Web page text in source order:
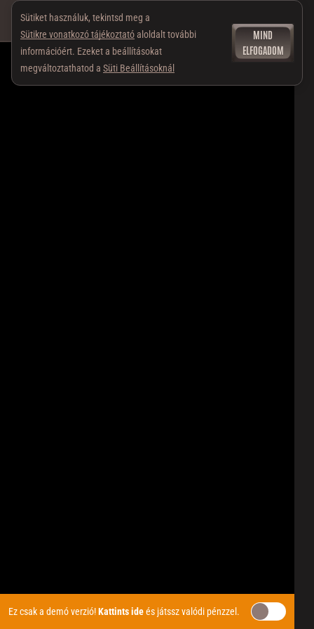
Ez csak a demó verzió!Kattints ideés játssz valódi pénzzel.
Sütiket használuk, tekintsd meg a
Sütikre vonatkozó tájékoztatóaloldalt további
információért. Ezeket a beállításokat
megváltoztathatod a Süti Beállításoknál
MIND
ELFOGADOM